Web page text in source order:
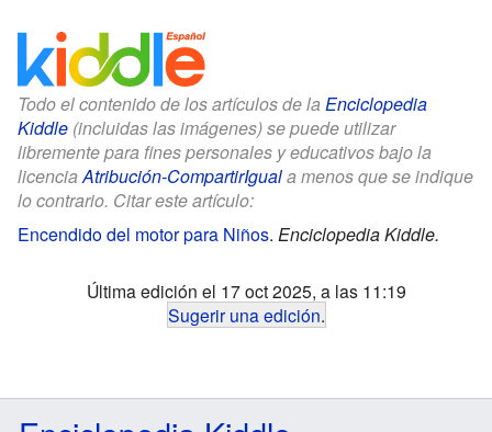
Todo el contenido de los artículos de la Enciclopedia
Kiddle (incluidas las imágenes) se puede utilizar
libremente para fines personales y educativos bajo la
licenciaAtribución-CompartirIguala menos que se indique
lo contrario. Citar este artículo:
Encendido del motor para Niños. Enciclopedia Kiddle.
Última edición el 17 oct 2025, a las 11:19
Sugerir una edición.